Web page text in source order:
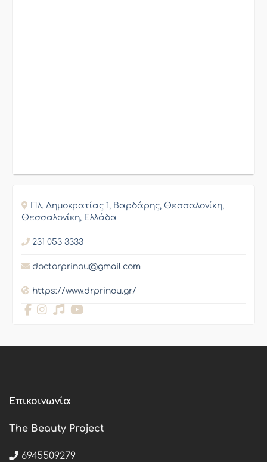
Πλ. Δημοκρατίας 1, Βαρδάρης, Θεσσαλονίκη,
Θεσσαλονίκη, Ελλάδα
231 053 3333
doctorprinou@gmail.com
https://www.drprinou.gr/
Επικοινωνία
The Beauty Project
6945509279